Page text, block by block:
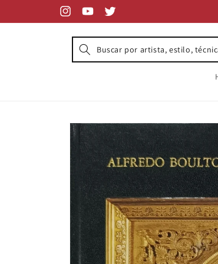
InstagramYouTubeTwitter
Skip to
product
information